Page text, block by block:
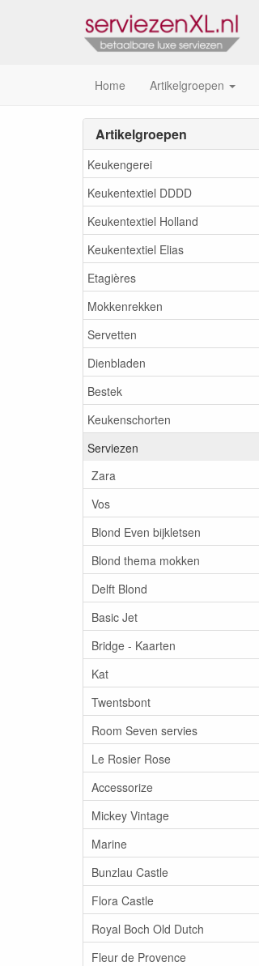
Home Artikelgroepen
Artikelgroepen
Keukengerei
Keukentextiel DDDD
Keukentextiel Holland
Keukentextiel Elias
Etagières
Mokkenrekken
Servetten
Dienbladen
Bestek
Keukenschorten
Serviezen
Zara
Vos
Blond Even bijkletsen
Blond thema mokken
Delft Blond
Basic Jet
Bridge - Kaarten
Kat
Twentsbont
Room Seven servies
Le Rosier Rose
Accessorize
Mickey Vintage
Marine
Bunzlau Castle
Flora Castle
Royal Boch Old Dutch
Fleur de Provence